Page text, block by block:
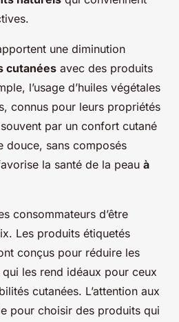
une diminution
cutanées avec des produits
l’usage d’huiles végétales
connus pour leurs propriétés
par un confort cutané
douce, sans composés
la santé de la peau à
consommateurs d’être
Les produits étiquetés
conçus pour réduire les
qui les rend idéaux pour ceux
cutanées. L’attention aux
pour choisir des produits qui